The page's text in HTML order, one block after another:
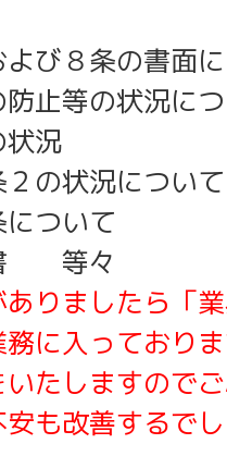
よび８条の書面
防止等の状況に
状況
２の状況について
について
書 等々
ありましたら「
に入っており
たしますので
も改善するで